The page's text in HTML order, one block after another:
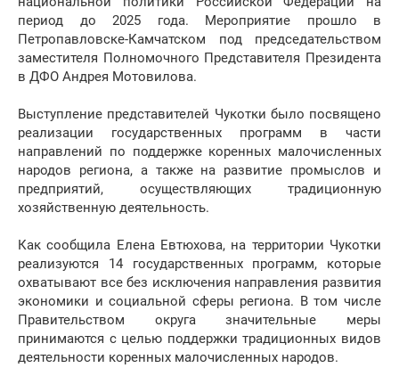
период до 2025 года. Мероприятие прошло в
Петропавловске-Камчатском под председательством
заместителя Полномочного Представителя Президента
в ДФО Андрея Мотовилова.
Выступление представителей Чукотки было посвящено
реализации государственных программ в части
направлений по поддержке коренных малочисленных
народов региона, а также на развитие промыслов и
предприятий, осуществляющих традиционную
хозяйственную деятельность.
Как сообщила Елена Евтюхова, на территории Чукотки
реализуются 14 государственных программ, которые
охватывают все без исключения направления развития
экономики и социальной сферы региона. В том числе
Правительством округа значительные меры
принимаются с целью поддержки традиционных видов
деятельности коренных малочисленных народов.